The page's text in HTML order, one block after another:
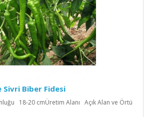
Biber Fidesi
18-20 cmÜretim Alanı Açık Alan ve Örtü